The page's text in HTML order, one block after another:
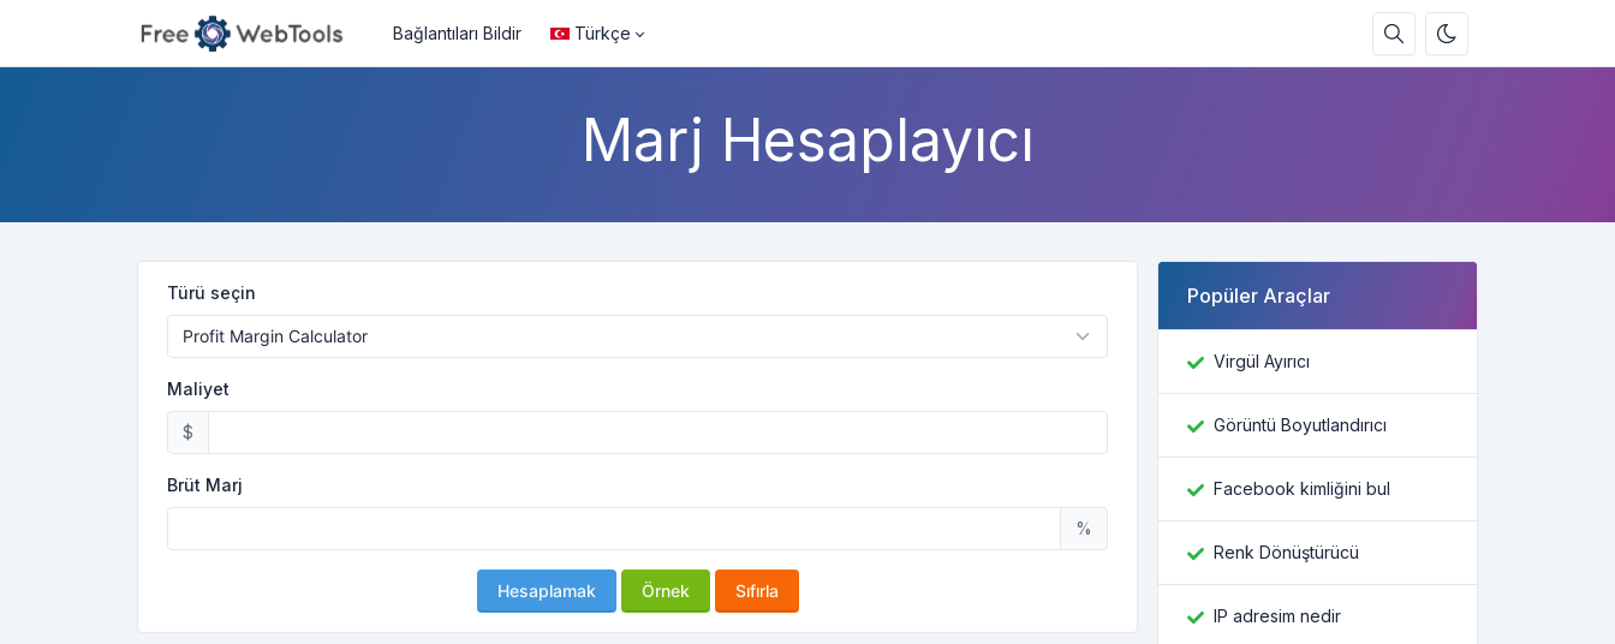
Bağlantıları Bildir Türkçe
Marj Hesaplayıcı
Türü seçin
Maliyet
$
Brüt Marj
%
Hesaplamak Örnek Sıfırla
Popüler Araçlar
Virgül Ayırıcı
Görüntü Boyutlandırıcı
Facebook kimliğini bul
Renk Dönüştürücü
IP adresim nedir